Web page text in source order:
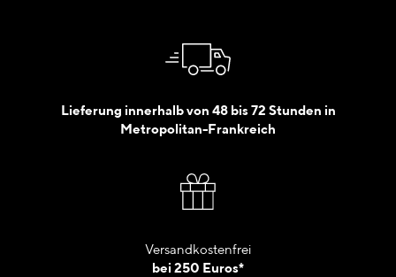
Lieferung innerhalb von 48 bis 72 Stunden in
Metropolitan-Frankreich
Versandkostenfrei
bei 250 Euros*